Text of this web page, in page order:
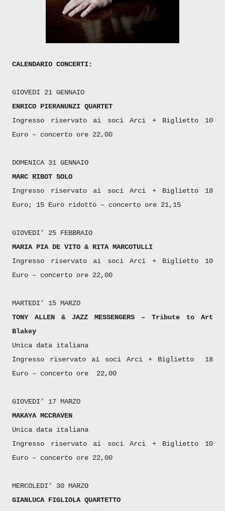
CALENDARIO CONCERTI:
GIOVEDI 21 GENNAIO
ENRICO PIERANUNZI QUARTET
Ingresso riservato ai soci Arci + Biglietto 10
Euro – concerto ore 22,00
DOMENICA 31 GENNAIO
MARC RIBOT SOLO
Ingresso riservato ai soci Arci + Biglietto 18
Euro; 15 Euro ridotto – concerto ore 21,15
GIOVEDI’ 25 FEBBRAIO
MARIA PIA DE VITO & RITA MARCOTULLI
Ingresso riservato ai soci Arci + Biglietto 10
Euro – concerto ore 22,00
MARTEDI’ 15 MARZO
TONY ALLEN & JAZZ MESSENGERS – Tribute to Art
Blakey
Unica data italiana
Ingresso riservato ai soci Arci + Biglietto 18
Euro – concerto ore 22,00
GIOVEDI’ 17 MARZO
MAKAYA MCCRAVEN
Unica data italiana
Ingresso riservato ai soci Arci + Biglietto 10
Euro – concerto ore 22,00
MERCOLEDI’ 30 MARZO
GIANLUCA FIGLIOLA QUARTETTO